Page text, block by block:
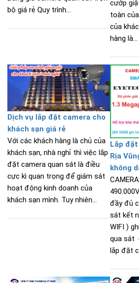
bộ giá rẻ Quy trình...
cướp
toàn
của
hàng là...
Dịch vụ lắp đặt camera cho
khách sạn giá rẻ
Với các khách hàng là chủ của
khách sạn, nhà nghỉ thì việc lắp
đặt camera quan sát là điều
cực kì quan trọng để giám sát
hoạt động kinh doanh của
khách sạn mình. Tuy nhiên...
Lắp
Rịa
không
đầy đủ
sát kết
WIFI )
qua sát
lắp đặt